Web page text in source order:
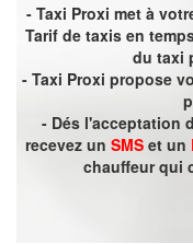
- Taxi Proxi met à
Tarif de taxis en
du taxi
- Taxi Proxi propose
- Dés l'acceptation
recevez un SMSet un
chauffeur qui